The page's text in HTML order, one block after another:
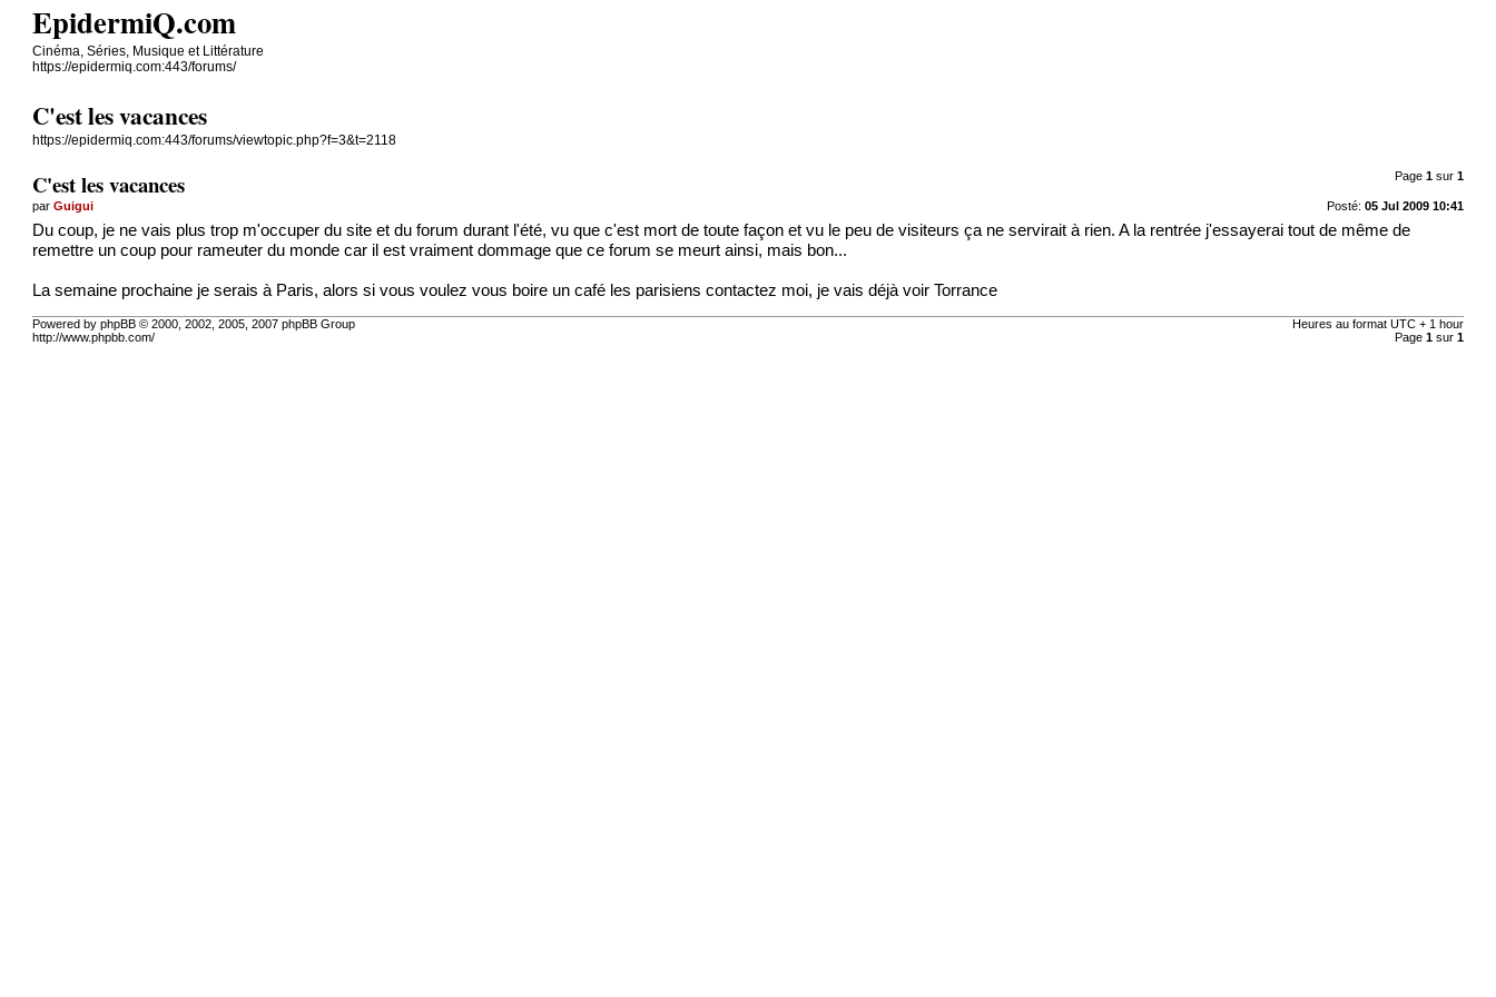
EpidermiQ.com
Cinéma, Séries, Musique et Littérature
https://epidermiq.com:443/forums/
C'est les vacances
https://epidermiq.com:443/forums/viewtopic.php?f=3&t=2118
Page 1sur 1
C'est les vacances
Posté: 05 Jul 2009 10:41
parGuigui
Du coup, je ne vais plus trop m'occuper du site et du forum durant l'été, vu que c'est mort de toute façon et vu le peu de visiteurs ça ne servirait à rien. A la rentrée j'essayerai tout de même de
remettre un coup pour rameuter du monde car il est vraiment dommage que ce forum se meurt ainsi, mais bon...
La semaine prochaine je serais à Paris, alors si vous voulez vous boire un café les parisiens contactez moi, je vais déjà voir Torrance
Heures au format UTC + 1 hour
Page 1sur 1
Powered by phpBB © 2000, 2002, 2005, 2007 phpBB Group
http://www.phpbb.com/